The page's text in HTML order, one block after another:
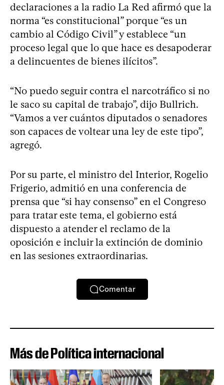
declaraciones a la radio La Red afirmó que la
norma “es constitucional” porque “es un
cambio al Código Civil” y establece “un
proceso legal que lo que hace es desapoderar
a delincuentes de bienes ilícitos”.
“No puedo seguir contra el narcotráfico si no
le saco su capital de trabajo”, dijo Bullrich.
“Vamos a ver cuántos diputados o senadores
son capaces de voltear una ley de este tipo”,
agregó.
Por su parte, el ministro del Interior, Rogelio
Frigerio, admitió en una conferencia de
prensa que “si hay consenso” en el Congreso
para tratar este tema, el gobierno está
dispuesto a atender el reclamo de la
oposición e incluir la extinción de dominio
en las sesiones extraordinarias.
Comentar
Más de Política internacional